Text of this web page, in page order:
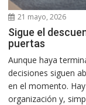
21 mayo, 2026
Sigue el
puertas
Aunque haya
decisiones siguen
en el momento.
organización y,